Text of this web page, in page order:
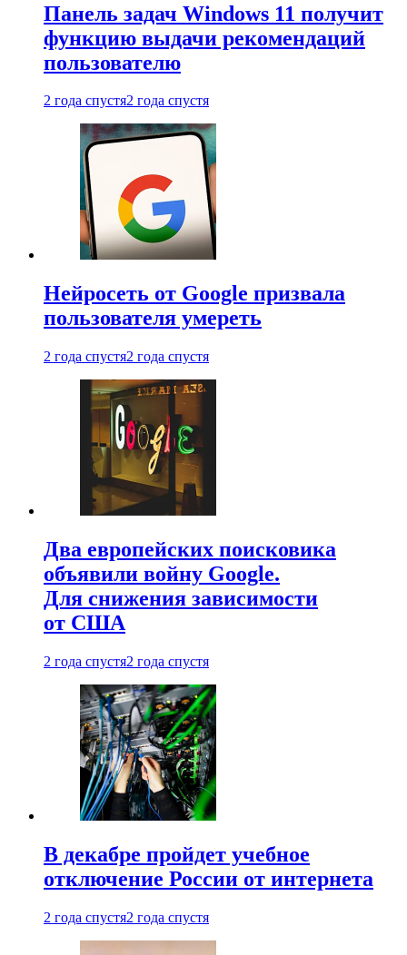
Панель задач Windows 11 получит
функцию выдачи рекомендаций
пользователю
2 года спустя2 года спустя
Нейросеть от Google призвала
пользователя умереть
2 года спустя2 года спустя
Два европейских поисковика
объявили войну Google.
Для снижения зависимости
от США
2 года спустя2 года спустя
В декабре пройдет учебное
отключение России от интернета
2 года спустя2 года спустя